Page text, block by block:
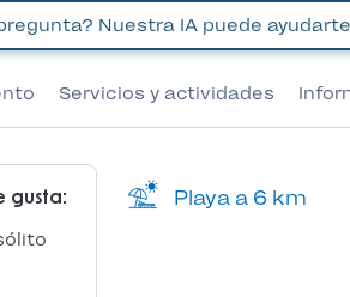
Servicios y actividades
gusta: Playa a 6 km